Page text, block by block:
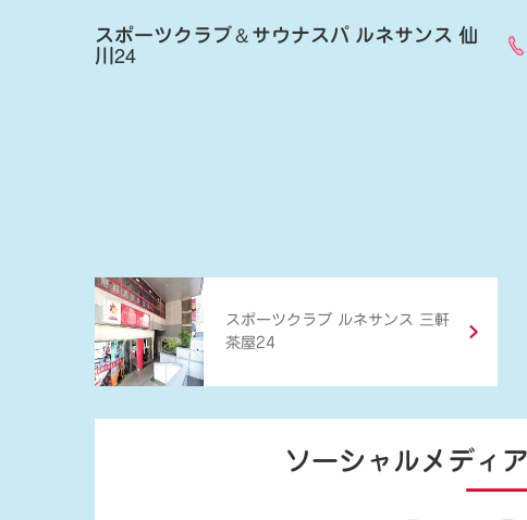
スポーツクラブ＆サウナスパ ルネサンス 仙
川24
スポーツクラブ ルネサンス 三軒
茶屋24
ソーシャルメディア